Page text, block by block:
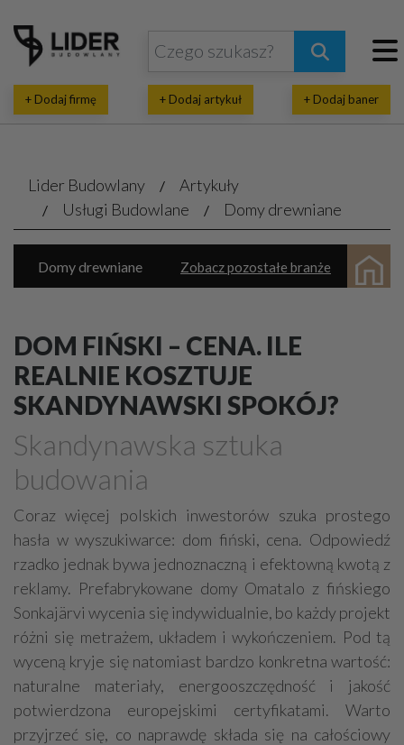
+ Dodaj firmę + Dodaj artykuł + Dodaj baner
Lider Budowlany
Artykuły
Usługi Budowlane
Domy drewniane
Zobacz pozostałe branże
Domy drewniane
Parkiety, panele, tarasy
Architektoniczne, projektowe biura
Termoizolacja
Deweloperzy
Garaże - budowa, sprzedaż
Metaloplastyka, kowalstwo artystyczne
Domy ekologiczne
Prace ziemne, fundamenty, wykopy
Ogrody zimowe
Obiekty rolnicze
Studnie
Finanse
Elewacje, docieplenia
Stalowe konstrukcje
Remonty, renowacje
Osuszanie
Obiekty sportowe
Sauny, SPA
Ekspertyzy budowlane / ochrona środowiska
Drogi - budowa, sprzęt, usługi
Brukarstwo
Tartaki
Stolarskie usługi
Ślusarstwo, metale - obróbka
DOM FIŃSKI – CENA. ILE
REALNIE KOSZTUJE
SKANDYNAWSKI SPOKÓJ?
Skandynawska sztuka
budowania
Coraz więcej polskich inwestorów szuka prostego
hasła w wyszukiwarce: dom fiński, cena. Odpowiedź
rzadko jednak bywa jednoznaczną i efektowną kwotą z
reklamy. Prefabrykowane domy Omatalo z fińskiego
Sonkajärvi wycenia się indywidualnie, bo każdy projekt
różni się metrażem, układem i wykończeniem. Pod tą
wyceną kryje się natomiast bardzo konkretna wartość:
naturalne materiały, energooszczędność i jakość
potwierdzona europejskimi certyfikatami. Warto
przyjrzeć się, co naprawdę składa się na całościowy